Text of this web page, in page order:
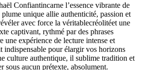
Confiantincarne l’essence vibrante de
unique allie authenticité, passion et
avec force la véritablecréolitéet une
captivant, rythmé par des phrases
une expérience de lecture intense et
indispensable pour élargir vos horizons
culture authentique, il sublime tradition et
sous aucun prétexte, absolument.